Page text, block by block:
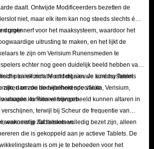
website die in-game items over de hele wereld
gekregen. We streven ernaar de meest complete
meest betrouwbare Path of Exile 2-items te
kopen op IGGM.com is uw beste keuze.
op alle platforms te koop zijn, zijn legitiem.
het hele proces. Zodra zich een bijzondere
wij u er onmiddellijk aan herinneren en de
klantenservice staat altijd klaar om u te helpen.
daalt. Ontwijde Modificeerders bezetten de
niet, maar elk item kan nog steeds slechts één
dragen.
grote nerf voor het maaksysteem, waardoor het
uitrusting te maken, en het lijkt de
te zijn om Verisium Runensmeden te
echter nog geen duidelijk beeld hebben van
paniek zich. Mocht dit nieuwe smedsysteem
zijn, dan zou de bijbehorende valuta, Verisium,
waarde kunnen vervangen.
transformatie ondergaan. Je kunt nu Tablets
om de hoeveelheid specifieke
In Ritueel bijvoorbeeld kunnen altaren in
terwijl bij Scheur de frequentie van
zal toenemen.
wanneer je Tabletslots volledig bezet zijn, alleen
die is gekoppeld aan je actieve Tablets. De
is om je te behoeden voor het